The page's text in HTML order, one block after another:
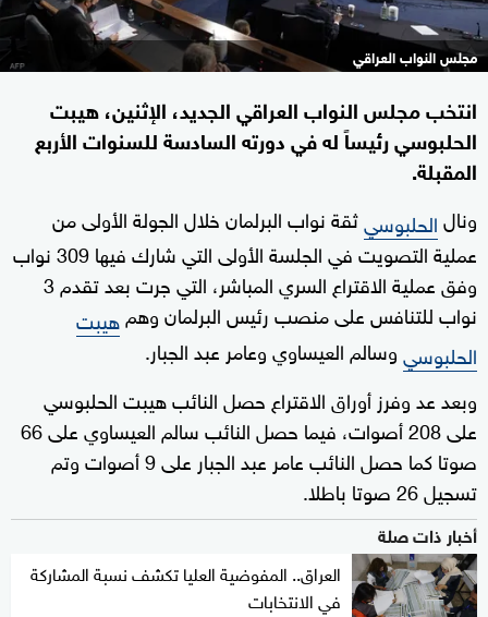
مجلس النواب العراقي
انتخب مجلس النواب العراقي الجديد، الإثنين، هيبت
الحلبوسي رئيساً له في دورته السادسة للسنوات الأربع
المقبلة.
ونالالحلبوسيثقة نواب البرلمان خلال الجولة الأولى من
عملية التصويت في الجلسة الأولى التي شارك فيها 309 نواب
وفق عملية الاقتراع السري المباشر، التي جرت بعد تقدم 3
نواب للتنافس على منصب رئيس البرلمان وهمهيبت
الحلبوسيوسالم العيساوي وعامر عبد الجبار.
وبعد عد وفرز أوراق الاقتراع حصل النائب هيبت الحلبوسي
على 208 أصوات، فيما حصل النائب سالم العيساوي على 66
صوتا كما حصل النائب عامر عبد الجبار على 9 أصوات وتم
تسجيل 26 صوتا باطلا.
أخبار ذات صلة
العراق.. المفوضية العليا تكشف نسبة المشاركة
في الانتخابات